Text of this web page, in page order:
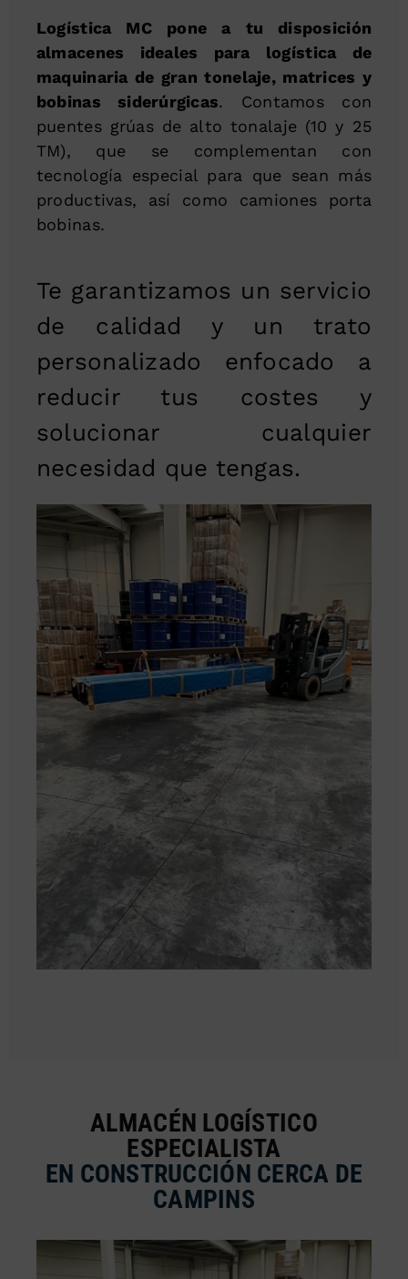
Logística MC pone a tu disposición
almacenes ideales para logística de
maquinaria de gran tonelaje, matrices y
bobinas siderúrgicas. Contamos con
puentes grúas de alto tonalaje (10 y 25
TM), que se complementan con
tecnología especial para que sean más
productivas, así como camiones porta
bobinas.
Te garantizamos un servicio
de calidad y un trato
personalizado enfocado a
reducir tus costes y
solucionar cualquier
necesidad que tengas.
ALMACÉN LOGÍSTICO
ESPECIALISTA
EN CONSTRUCCIÓN CERCA DE
CAMPINS